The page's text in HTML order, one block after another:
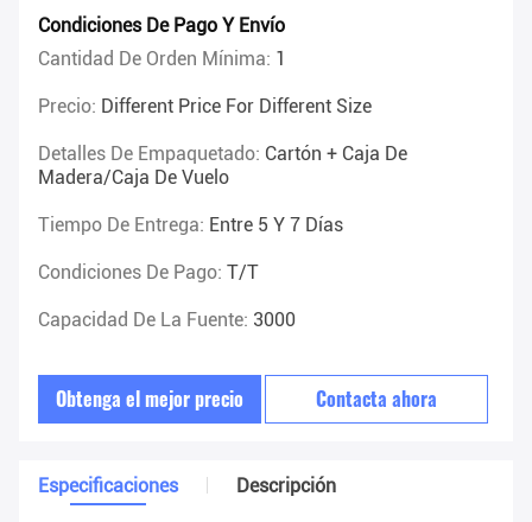
Condiciones De Pago Y Envío
Cantidad De Orden Mínima: 1
Precio: Different Price For Different Size
Detalles De Empaquetado: Cartón + Caja De
Madera/caja De Vuelo
Tiempo De Entrega: Entre 5 Y 7 Días
Condiciones De Pago: T/T
Capacidad De La Fuente: 3000
Obtenga el mejor precio Contacta ahora
Especificaciones Descripción